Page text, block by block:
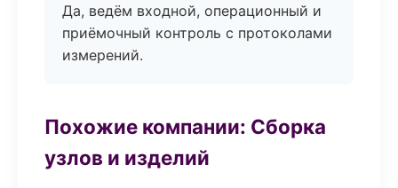
Да, ведём входной, операционный и
приёмочный контроль с протоколами
измерений.
Похожие компании: Сборка
узлов и изделий